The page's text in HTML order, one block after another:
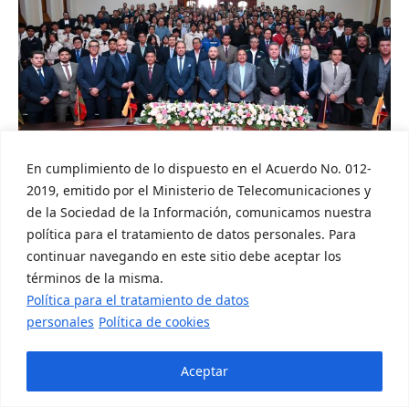
En cumplimiento de lo dispuesto en el Acuerdo No. 012-
2019, emitido por el Ministerio de Telecomunicaciones y
de la Sociedad de la Información, comunicamos nuestra
política para el tratamiento de datos personales. Para
continuar navegando en este sitio debe aceptar los
términos de la misma.
Política para el tratamiento de datos
personales Política de cookies
Aceptar
El evento se desarrolló el jueves 16 de abril de 2026,
con la participación de ciudadanos, representantes
de entidades del Estado y autoridades locales y
provinciales, quienes conocieron de primera mano
los resultados de la gestión institucional.
Durante la audiencia pública, la EEASA expuso los
principales logros alcanzados en los ámbitos técnico,
administrativo y comercial, evidenciando una gestión
orientada a garantizar un servicio eléctrico eficiente y
de calidad en su área de concesión, que comprende